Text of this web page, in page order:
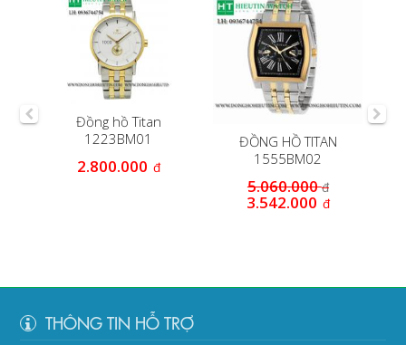
Đồng hồ Titan
1223BM01
2.800.000 đ
ĐỒNG HỒ TITAN
1555BM02
5.060.000đ
3.542.000 đ
THÔNG TIN HỖ TRỢ